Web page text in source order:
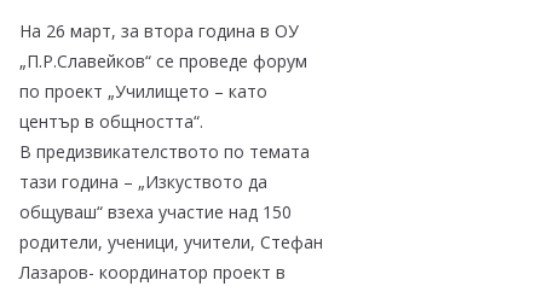
На 26 март, за втора година в ОУ
„П.Р.Славейков“ се проведе форум
по проект „Училището – като
център в общността“.
В предизвикателството по темата
тази година – „Изкуството да
общуваш“ взеха участие над 150
родители, ученици, учители, Стефан
Лазаров- координатор проект в